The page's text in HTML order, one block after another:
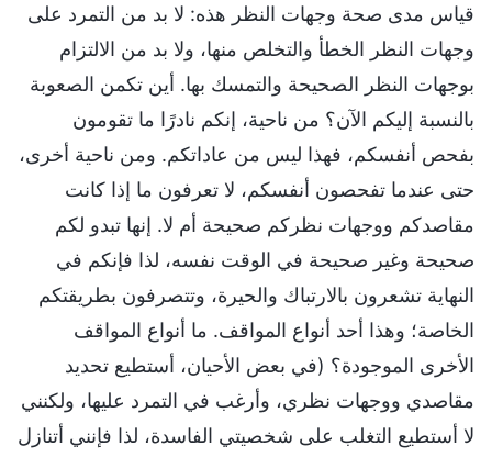
قياس مدى صحة وجهات النظر هذه: لا بد من التمرد على
وجهات النظر الخطأ والتخلص منها، ولا بد من الالتزام
بوجهات النظر الصحيحة والتمسك بها. أين تكمن الصعوبة
بالنسبة إليكم الآن؟ من ناحية، إنكم نادرًا ما تقومون
بفحص أنفسكم، فهذا ليس من عاداتكم. ومن ناحية أخرى،
حتى عندما تفحصون أنفسكم، لا تعرفون ما إذا كانت
مقاصدكم ووجهات نظركم صحيحة أم لا. إنها تبدو لكم
صحيحة وغير صحيحة في الوقت نفسه، لذا فإنكم في
النهاية تشعرون بالارتباك والحيرة، وتتصرفون بطريقتكم
الخاصة؛ وهذا أحد أنواع المواقف. ما أنواع المواقف
الأخرى الموجودة؟ (في بعض الأحيان، أستطيع تحديد
مقاصدي ووجهات نظري، وأرغب في التمرد عليها، ولكنني
لا أستطيع التغلب على شخصيتي الفاسدة، لذا فإنني أتنازل